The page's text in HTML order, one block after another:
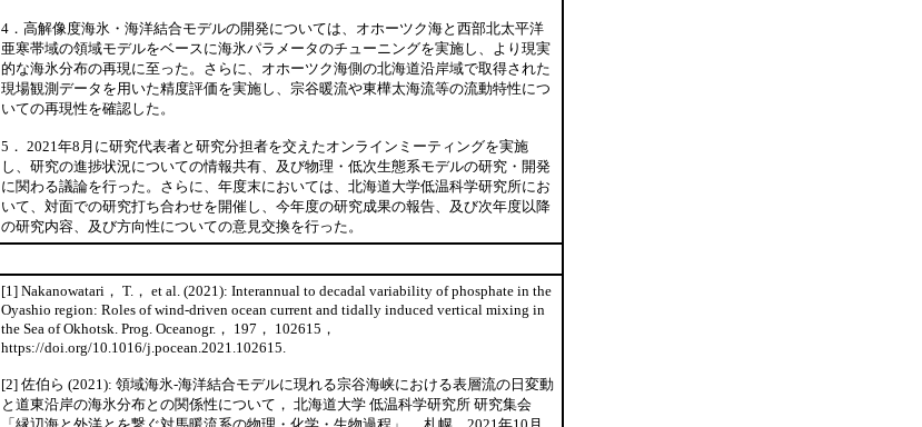
4．高解像度海氷・海洋結合モデルの開発については、オホーツク海と西部北太平洋
亜寒帯域の領域モデルをベースに海氷パラメータのチューニングを実施し、より現実
的な海氷分布の再現に至った。さらに、オホーツク海側の北海道沿岸域で取得された
現場観測データを用いた精度評価を実施し、宗谷暖流や東樺太海流等の流動特性につ
いての再現性を確認した。
5． 2021年8月に研究代表者と研究分担者を交えたオンラインミーティングを実施
し、研究の進捗状況についての情報共有、及び物理・低次生態系モデルの研究・開発
に関わる議論を行った。さらに、年度末においては、北海道大学低温科学研究所にお
いて、対面での研究打ち合わせを開催し、今年度の研究成果の報告、及び次年度以降
の研究内容、及び方向性についての意見交換を行った。
[1] Nakanowatari， T.， et al. (2021): Interannual to decadal variability of phosphate in the
Oyashio region: Roles of wind-driven ocean current and tidally induced vertical mixing in
the Sea of Okhotsk. Prog. Oceanogr.， 197， 102615，
https://doi.org/10.1016/j.pocean.2021.102615.
[2] 佐伯ら (2021): 領域海氷-海洋結合モデルに現れる宗谷海峡における表層流の日変動
と道東沿岸の海氷分布との関係性について， 北海道大学 低温科学研究所 研究集会